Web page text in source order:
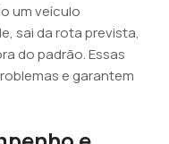
um veículo
sai da rota prevista,
do padrão. Essas
e garantem